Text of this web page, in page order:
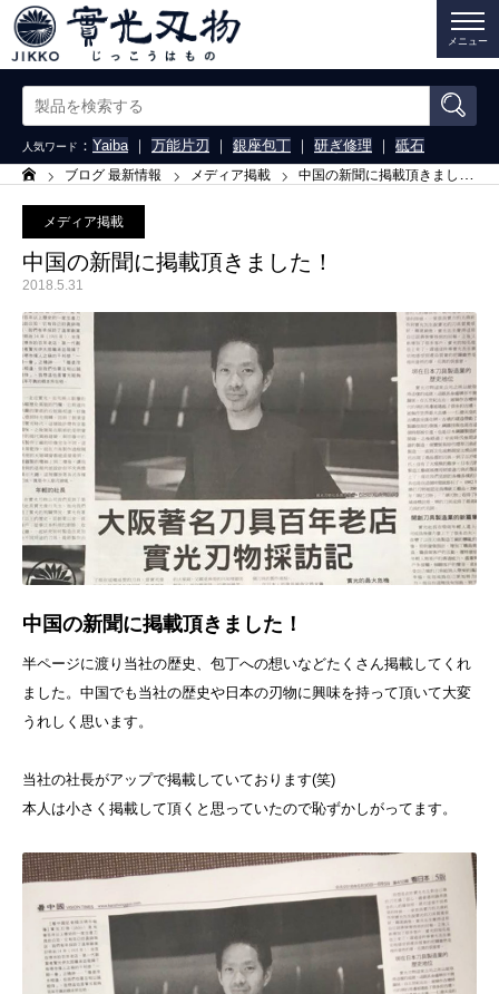
メニュー
人気ワード ： Yaiba｜ 万能片刃 ｜ 銀座包丁 ｜ 研ぎ修理 ｜ 砥石
ーム ブログ 最新情報 メディア掲載 中国の新聞に掲載頂きました！
メディア掲載
中国の新聞に掲載頂きました！
2018.5.31
中国の新聞に掲載頂きました！
半ページに渡り当社の歴史、包丁への想いなどたくさん掲載してくれ
ました。中国でも当社の歴史や日本の刃物に興味を持って頂いて大変
うれしく思います。
当社の社長がアップで掲載していております(笑)
本人は小さく掲載して頂くと思っていたので恥ずかしがってます。